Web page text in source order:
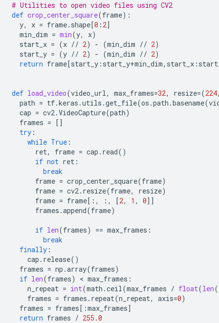
# Utilities to open video files using CV2
def crop_center_square(frame):
y, x = frame. shape[0 : 2]
min_dim = min(y, x)
start_x = (x // 2) - (min_dim // 2)
start_y = (y // 2) - (min_dim // 2)
return frame[start_y : start_y+min_dim, start_x :
def load_video(video_url, max_frames=32, resize=(224
path = tf.keras .utils .get_file(os .path .basename(
cap = cv2.VideoCapture(path)
frames = []
try :
while True :
ret, frame = cap . read()
if not ret :
break
frame = crop_center_square(frame)
frame = cv2. resize(frame, resize)
frame = frame[:, :, [2, 1 , 0]]
frames .append(frame)
if len(frames) == max_frames :
break
finally :
cap . release()
frames = np .array(frames)
if len(frames) < max_frames :
n_repeat = int(math .ceil(max_frames / float(len(
frames = frames . repeat(n_repeat, axis=0)
frames = frames[:max_frames]
return frames / 255.0